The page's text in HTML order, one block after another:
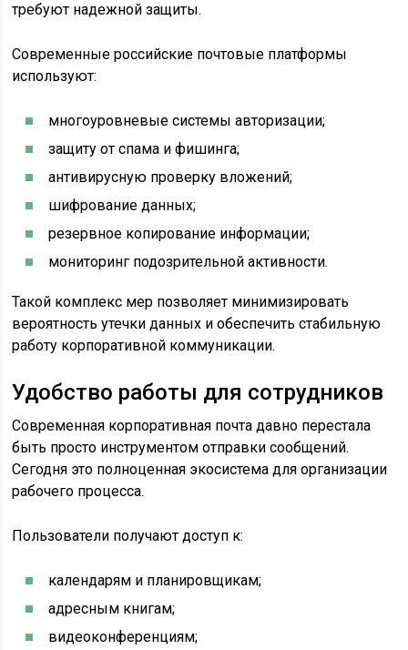
требуют надежной защиты.
Современные российские почтовые платформы
используют:
многоуровневые системы авторизации;
защиту от спама и фишинга;
антивирусную проверку вложений;
шифрование данных;
резервное копирование информации;
мониторинг подозрительной активности.
Такой комплекс мер позволяет минимизировать
вероятность утечки данных и обеспечить стабильную
работу корпоративной коммуникации.
Удобство работы для сотрудников
Современная корпоративная почта давно перестала
быть просто инструментом отправки сообщений.
Сегодня это полноценная экосистема для организации
рабочего процесса.
Пользователи получают доступ к:
календарям и планировщикам;
адресным книгам;
видеоконференциям;